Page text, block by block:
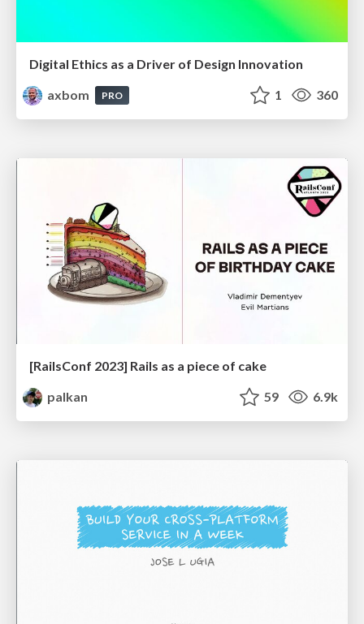
Digital Ethics as a Driver of Design Innovation
axbom
PRO 1 360
[RailsConf 2023] Rails as a piece of cake
palkan
59 6.9k